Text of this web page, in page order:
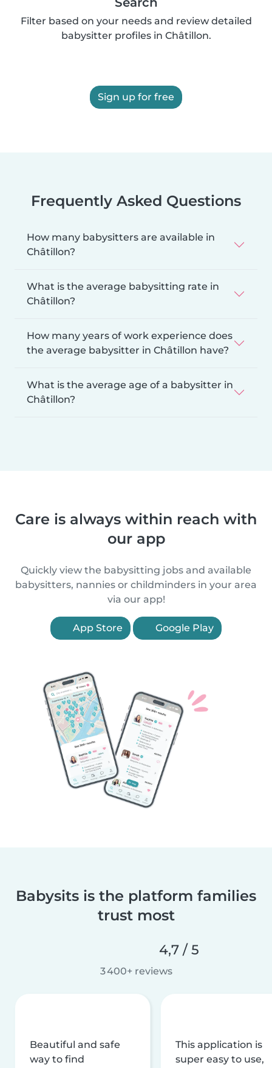
Filter based on your needs and review detailed
babysitter profiles in Châtillon.
Sign up for free
Frequently Asked Questions
How many babysitters are available in
Châtillon?
What is the average babysitting rate in
Châtillon?
How many years of work experience does
the average babysitter in Châtillon have?
What is the average age of a babysitter in
Châtillon?
Care is always within reach with
our app
Quickly view the babysitting jobs and available
babysitters, nannies or childminders in your area
via our app!
App Store Google Play
Babysits is the platform families
trust most
4,7 / 5
3 400+ reviews
Beautiful and safe
way to find
This application is
super easy to use,